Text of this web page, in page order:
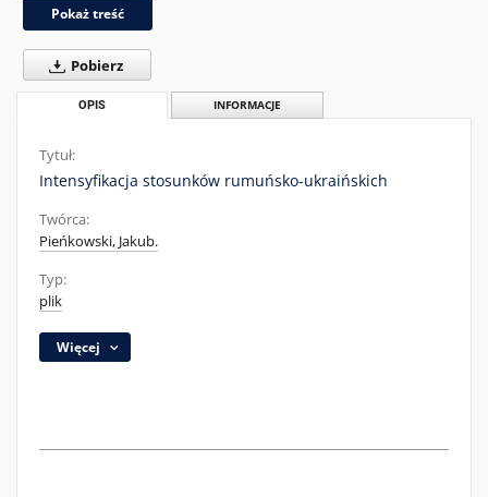
Pokaż treść
Pobierz
OPIS INFORMACJE
Tytuł:
Intensyfikacja stosunków rumuńsko-ukraińskich
Twórca:
Pieńkowski, Jakub.
Typ:
plik
Więcej